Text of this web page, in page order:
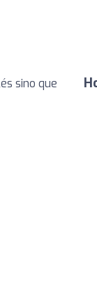
sino que